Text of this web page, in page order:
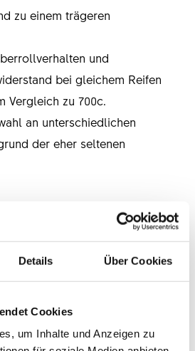
Details Über Cookies
Cookies
um Inhalte und Anzeigen zu
zu einem trägeren
und
bei gleichem Reifen
Vergleich zu 700c.
an unterschiedlichen
der eher seltenen
700C
auf asphaltierten
Strassen